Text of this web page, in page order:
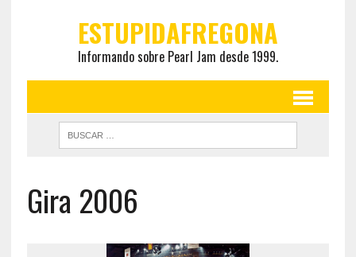
ESTUPIDAFREGONA
Informando sobre Pearl Jam desde 1999.
Gira 2006